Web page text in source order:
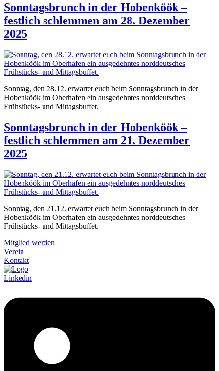
Sonntagsbrunch in der Hobenköök –
festlich schlemmen am 28. Dezember
2025
Sonntag, den 28.12. erwartet euch beim Sonntagsbrunch in der
Hobenköök im Oberhafen ein ausgedehntes norddeutsches
Frühstücks- und Mittagsbuffet.
Sonntagsbrunch in der Hobenköök –
festlich schlemmen am 21. Dezember
2025
Sonntag, den 21.12. erwartet euch beim Sonntagsbrunch in der
Hobenköök im Oberhafen ein ausgedehntes norddeutsches
Frühstücks- und Mittagsbuffet.
Mitglied werden
Verein
Kontakt
Linkedin